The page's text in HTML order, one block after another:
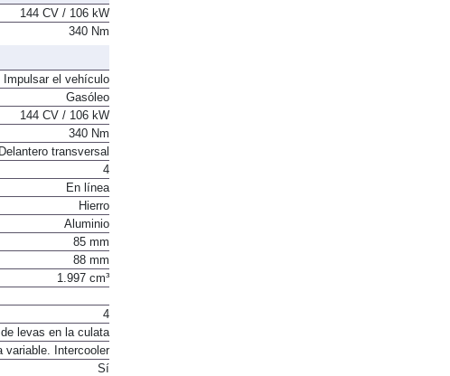
144 CV / 106 kW
340 Nm
Impulsar el vehículo
Gasóleo
144 CV / 106 kW
340 Nm
Delantero transversal
4
En línea
Hierro
Aluminio
85 mm
88 mm
1.997 cm³
4
levas en la culata
variable. Intercooler
Sí